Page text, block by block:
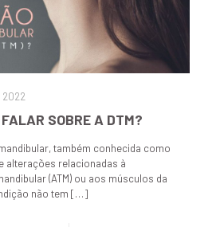
2022
SOBRE A DTM?
também conhecida como
alterações relacionadas à
(ATM) ou aos músculos da
não tem […]